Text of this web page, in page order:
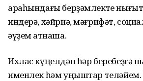
араһындағы берҙәмлекте
индерә, хәйриә, мәғрифәт,
әүҙем ҡатнаша.
Ихлас күңелдән һәр беребеҙгә
именлек һәм уңыштар теләйем.